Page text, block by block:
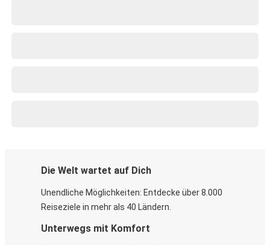
Die Welt wartet auf Dich
Unendliche Möglichkeiten: Entdecke über 8.000
Reiseziele in mehr als 40 Ländern.
Unterwegs mit Komfort